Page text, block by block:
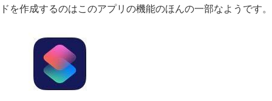
ドを作成するのはこのアプリの機能のほんの一部なようです。